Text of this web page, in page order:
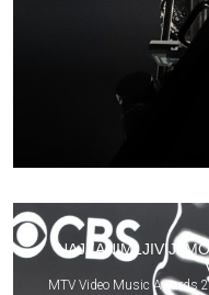
NAJZANIMLJIVIJI
MTV Video Music Awards